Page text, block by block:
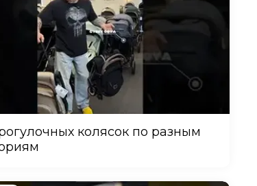
колясок по разным